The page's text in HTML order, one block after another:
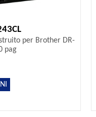
per Brother DR-
pag